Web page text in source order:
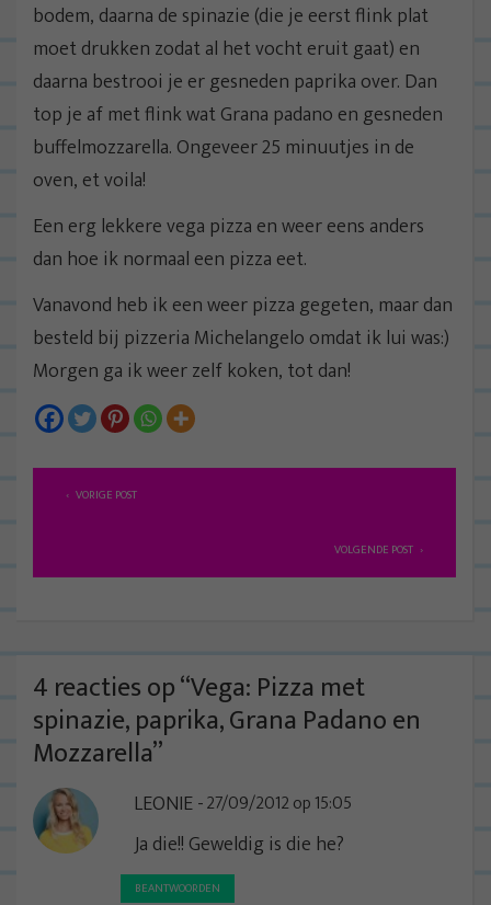
bodem, daarna de spinazie (die je eerst flink plat
moet drukken zodat al het vocht eruit gaat) en
daarna bestrooi je er gesneden paprika over. Dan
top je af met flink wat Grana padano en gesneden
buffelmozzarella. Ongeveer 25 minuutjes in de
oven, et voila!
Een erg lekkere vega pizza en weer eens anders
dan hoe ik normaal een pizza eet.
Vanavond heb ik een weer pizza gegeten, maar dan
besteld bij pizzeria Michelangelo omdat ik lui was:)
Morgen ga ik weer zelf koken, tot dan!
B
i
t
n
a
i
g
VORIGE POST
VOLGENDE POST
4 reacties op “Vega: Pizza met
spinazie, paprika, Grana Padano en
Mozzarella”
LEONIE 27/09/2012 op 15:05
Ja die!! Geweldig is die he?
BEANTWOORDEN